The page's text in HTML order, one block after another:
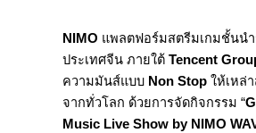
NIMO แพลตฟอร์มสตรีมเกมชั้นน
ประเทศจีน ภายใต้ Tencent
ความมันส์แบบ Non Stop ให้เหล่
จากทั่วโลก ด้วยการจัดกิจกรรม “
Music Live Show by NIMO